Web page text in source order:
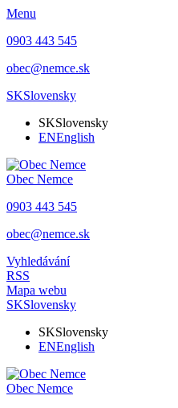
Menu
0903 443 545
obec@nemce.sk
SKSlovensky
SKSlovensky
ENEnglish
Obec Nemce
0903 443 545
obec@nemce.sk
Vyhledávání
RSS
Mapa webu
SKSlovensky
SKSlovensky
ENEnglish
Obec Nemce